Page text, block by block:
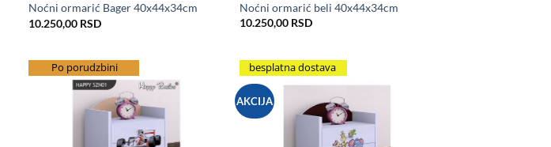
Noćni ormarić Bager 40x44x34cm
10.250,00 RSD
Noćni ormarić beli 40x44x34cm
10.250,00 RSD
besplatna dostava
Po porudzbini
Add to Wishlist
AKCIJA
besplatna dostava
Add to Wishlist